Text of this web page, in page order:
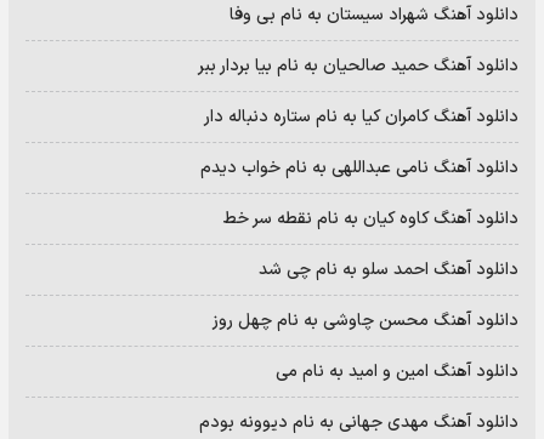
دانلود آهنگ شهراد سیستان به نام بی وفا
دانلود آهنگ حمید صالحیان به نام بیا بردار ببر
دانلود آهنگ کامران کیا به نام ستاره دنباله دار
دانلود آهنگ نامی عبداللهی به نام خواب دیدم
دانلود آهنگ کاوه کیان به نام نقطه سر خط
دانلود آهنگ احمد سلو به نام چی شد
دانلود آهنگ محسن چاوشی به نام چهل روز
دانلود آهنگ امین و امید به نام می
دانلود آهنگ مهدی جهانی به نام دیوونه بودم